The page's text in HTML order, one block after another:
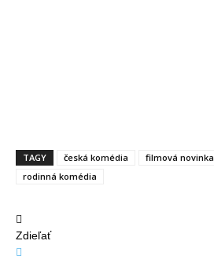
TAGY česká komédia filmová novinka
rodinná komédia
Zdieľať